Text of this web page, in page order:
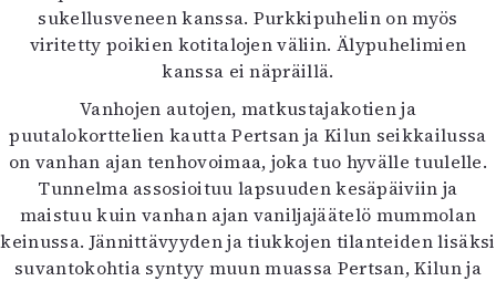
sukellusveneen kanssa. Purkkipuhelin on myös
viritetty poikien kotitalojen väliin. Älypuhelimien
kanssa ei näpräillä.
Vanhojen autojen, matkustajakotien ja
puutalokorttelien kautta Pertsan ja Kilun seikkailussa
on vanhan ajan tenhovoimaa, joka tuo hyvälle tuulelle.
Tunnelma assosioituu lapsuuden kesäpäiviin ja
maistuu kuin vanhan ajan vaniljajäätelö mummolan
keinussa. Jännittävyyden ja tiukkojen tilanteiden lisäksi
suvantokohtia syntyy muun muassa Pertsan, Kilun ja